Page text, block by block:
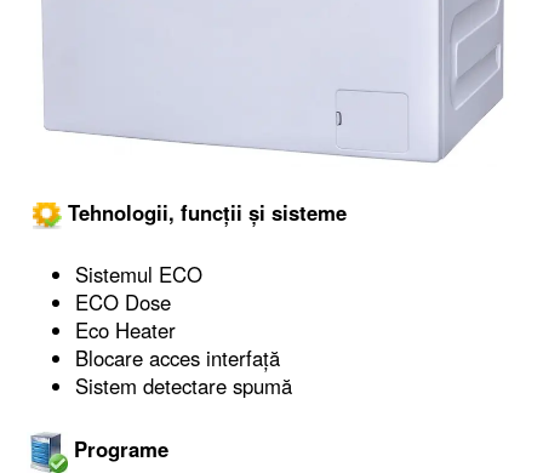
Tehnologii, funcții și sisteme
Sistemul ECO
ECO Dose
Eco Heater
Blocare acces interfață
Sistem detectare spumă
Programe